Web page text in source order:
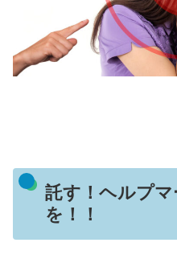
託す！ヘルプ
を！！